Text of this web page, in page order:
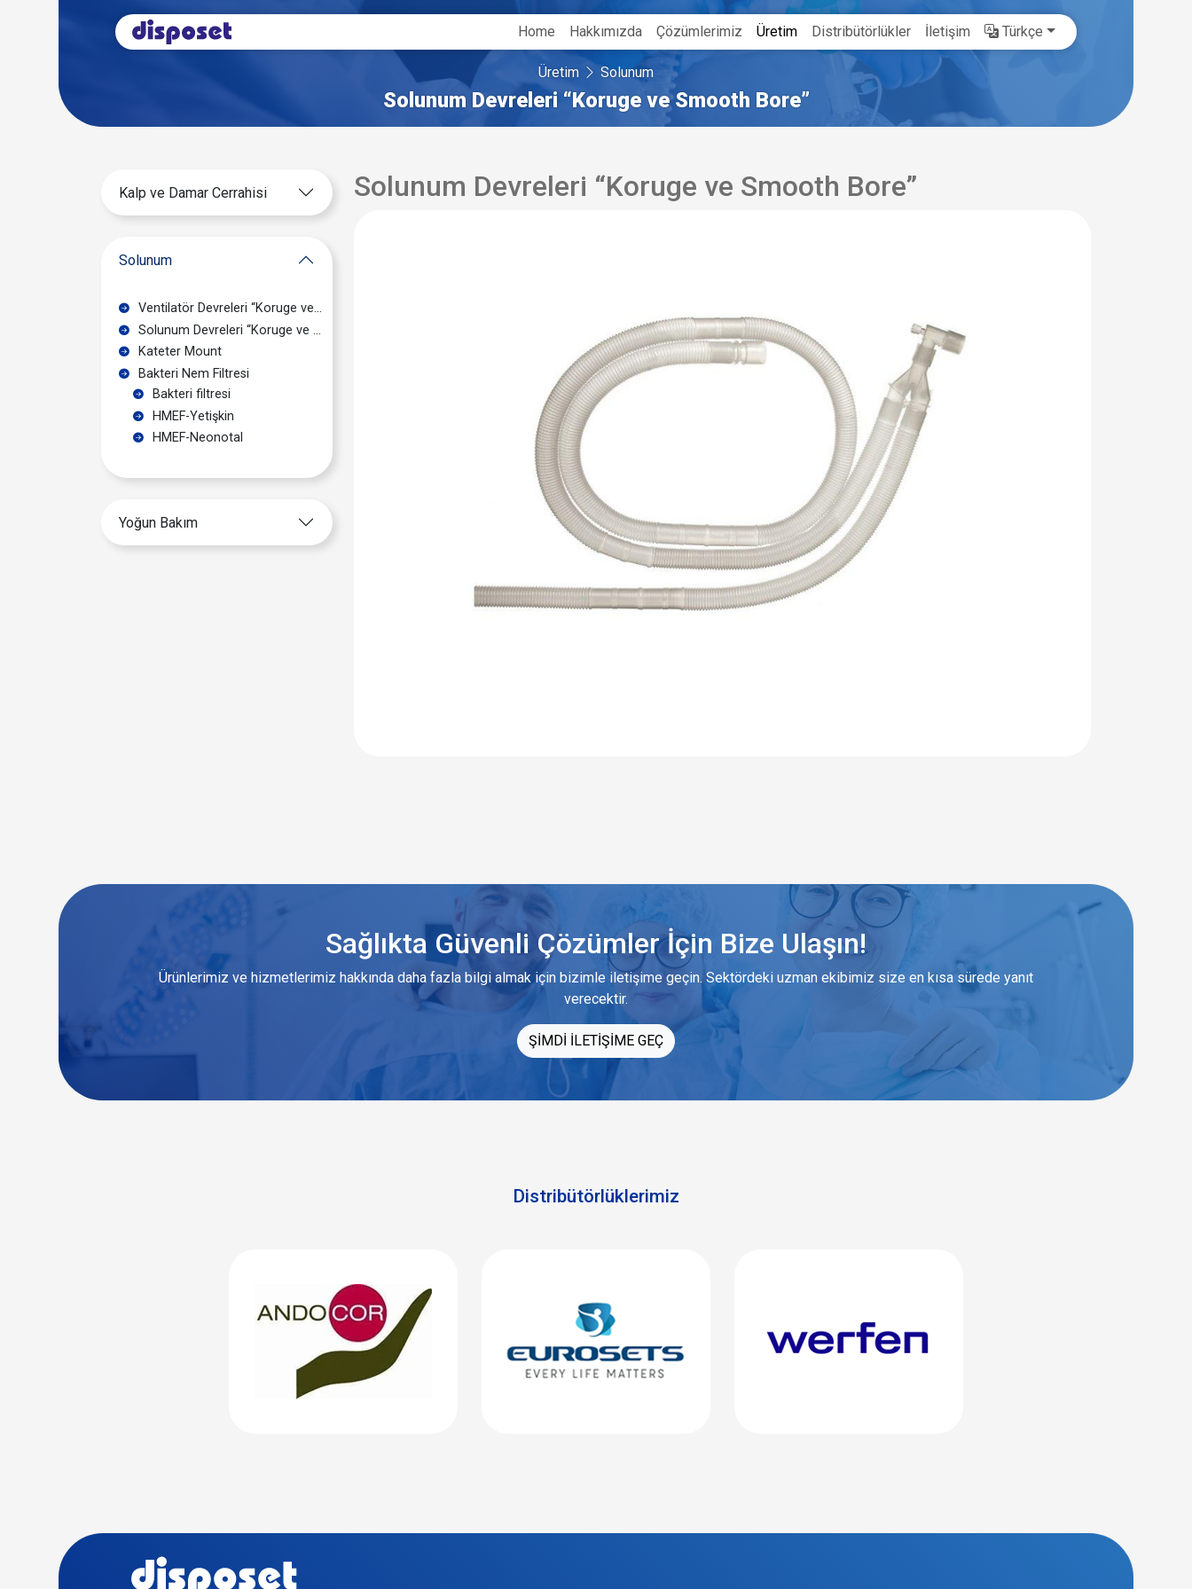
Home Hakkımızda Çözümlerimiz Üretim Distribütörlükler İletişim Türkçe
Üretim Solunum
Solunum Devreleri “Koruge ve Smooth Bore”
Solunum Devreleri “Koruge ve Smooth Bore”
Kalp ve Damar Cerrahisi
Solunum
Ventilatör Devreleri “Koruge ve Smooth Bore”
Solunum Devreleri “Koruge ve Smooth Bore”
Kateter Mount
Bakteri Nem Filtresi
Bakteri filtresi
HMEF-Yetişkin
HMEF-Neonotal
Yoğun Bakım
Sağlıkta Güvenli Çözümler İçin Bize Ulaşın!
Ürünlerimiz ve hizmetlerimiz hakkında daha fazla bilgi almak için bizimle iletişime geçin. Sektördeki uzman ekibimiz size en kısa sürede yanıt
verecektir.
ŞİMDİ İLETİŞİME GEÇ
Distribütörlüklerimiz